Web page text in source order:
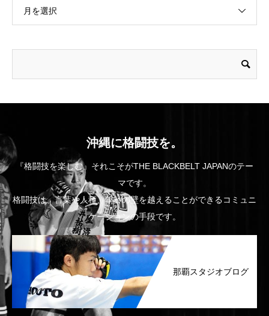
月を選択
沖縄に格闘技を。
『格闘技を楽しむ』それこそがTHE BLACKBELT JAPANのテー
マです。
格闘技は、言葉や人種、年齢の壁を越えることができるコミュニ
ケーションの手段です。
那覇スタジオブログ